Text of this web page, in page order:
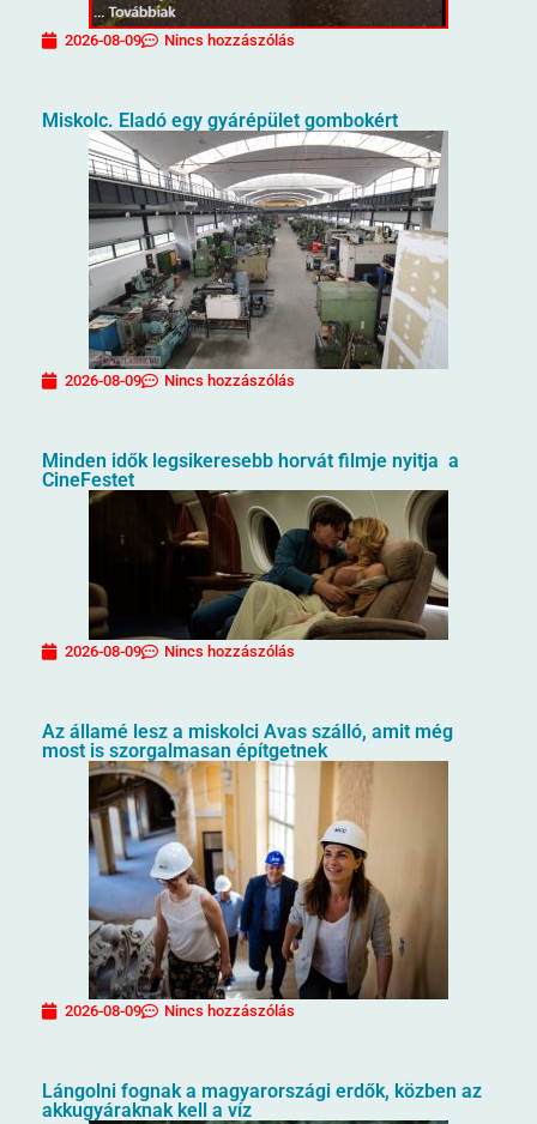
2026-08-09 Nincs hozzászólás
Miskolc. Eladó egy gyárépület gombokért
2026-08-09 Nincs hozzászólás
Minden idők legsikeresebb horvát filmje nyitja a
CineFestet
2026-08-09 Nincs hozzászólás
Az államé lesz a miskolci Avas szálló, amit még
most is szorgalmasan építgetnek
2026-08-09 Nincs hozzászólás
Lángolni fognak a magyarországi erdők, közben az
akkugyáraknak kell a víz